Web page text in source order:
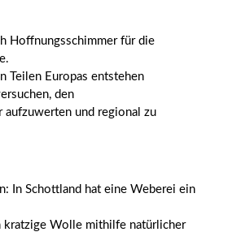
Hoffnungsschimmer für die
Teilen Europas entstehen
den
aufzuwerten und regional zu
In Schottland hat eine Weberei ein
kratzige Wolle mithilfe natürlicher